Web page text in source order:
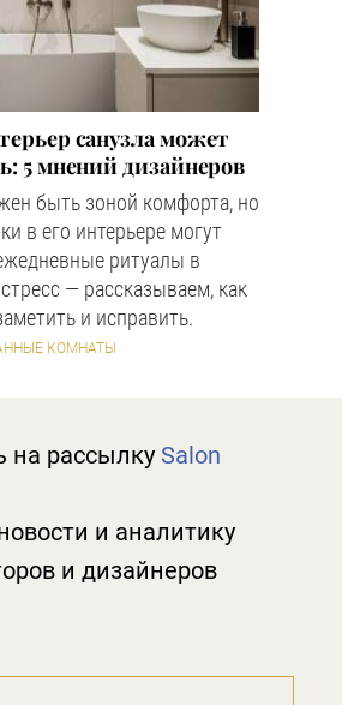
санузла может
5 мнений дизайнеров
быть зоной комфорта, но
в его интерьере могут
ритуалы в
— рассказываем, как
и исправить.
КОМНАТЫ
на рассылку Salon
и аналитику
и дизайнеров